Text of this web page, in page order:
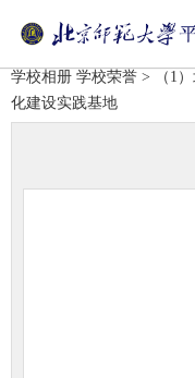
学校相册 学校荣誉 > （1
化建设实践基地